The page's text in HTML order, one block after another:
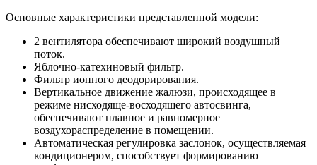
Основные характеристики представленной модели:
2 вентилятора обеспечивают широкий воздушный
поток.
Яблочно-катехиновый фильтр.
Фильтр ионного деодорирования.
Вертикальное движение жалюзи, происходящее в
режиме нисходяще-восходящего автосвинга,
обеспечивают плавное и равномерное
воздухораспределение в помещении.
Автоматическая регулировка заслонок, осуществляемая
кондиционером, способствует формированию